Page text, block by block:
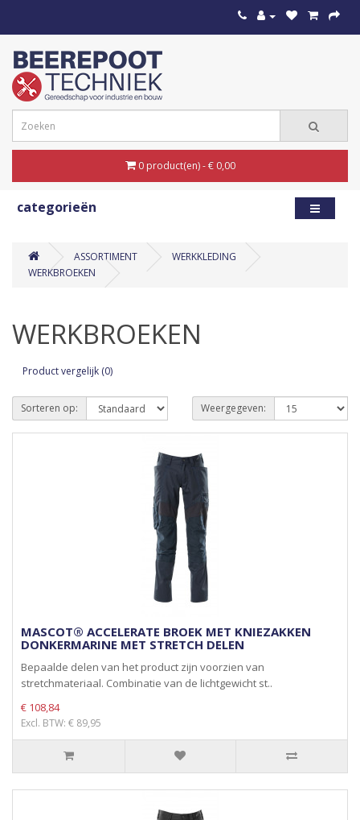
0 product(en) - € 0,00
categorieën
ASSORTIMENT
WERKKLEDING
WERKBROEKEN
WERKBROEKEN
Product vergelijk (0)
Sorteren op: Weergegeven:
MASCOT® ACCELERATE BROEK MET KNIEZAKKEN
DONKERMARINE MET STRETCH DELEN
Bepaalde delen van het product zijn voorzien van
stretchmateriaal. Combinatie van de lichtgewicht st..
€ 108,84
Excl. BTW: € 89,95